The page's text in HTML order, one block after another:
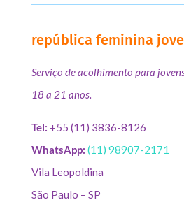
república feminina
Serviço de acolhimento para
18 a 21 anos.
Tel: +55 (11) 3836-8126
WhatsApp: (11) 98907-2171
Vila Leopoldina
São Paulo – SP